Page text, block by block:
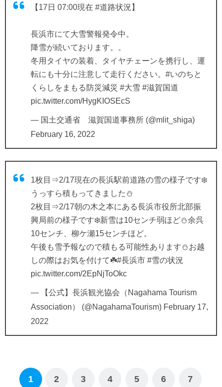
【17日 07:00現在 #道路状況 】
長浜市にて大雪警報発令中。
降雪が続いております。。
冬用タイヤの装着、タイヤチェーンを携行し、運
転にも十分に注意して走行ください。 #いのちと
くらしをまもる防災減災 #大雪 #滋賀国道
pic.twitter.com/HygKIOSEcS
— 国土交通省 滋賀国道事務所 (@mlit_shiga)
February 16, 2022
1枚目⇒2/17現在の長浜駅前道路の雪の様子です❄️
うっすら積もってきました⛄
2枚目⇒2/17朝の木之本にある長浜市役所北部振
興局前の様子です❄️新雪は10センチ弱ほど⛄余呉
10センチ、柳ケ瀬15センチほど。
午後も雪予報なので積もる可能性あります⛄お越
しの際はお気を付けて☘️#長浜市 #雪の状況
pic.twitter.com/2EpNjToOkc
— 【公式】長浜観光協会（Nagahama Tourism
Association） (@NagahamaTourism) February 17,
2022
1 2 3 4 5 6 7